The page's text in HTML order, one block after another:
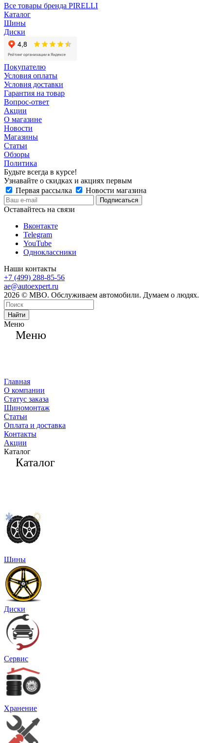
Все товары бренда PIRELLI
Каталог
Шины
Диски
Покупателю
Условия оплаты
Условия доставки
Гарантия на товар
Вопрос-ответ
Акции
О магазине
Новости
Магазины
Статьи
Обзоры
Политика
Будьте всегда в курсе!
Узнавайте о скидках и акциях первым
Первая рассылка
Новости магазина
Оставайтесь на связи
Вконтакте
Telegram
YouTube
Одноклассники
Наши контакты
+7 (499) 288-85-56
ae@autoexpert.ru
2026 © МВО. Обслуживаем автомобили. Думаем о людях.
Найти
Меню
Меню
Главная
О компании
Статус заказа
Шиномонтаж
Статьи
Оплата и доставка
Контакты
Акции
Каталог
Каталог
Шины
Диски
Сервис
Хранение